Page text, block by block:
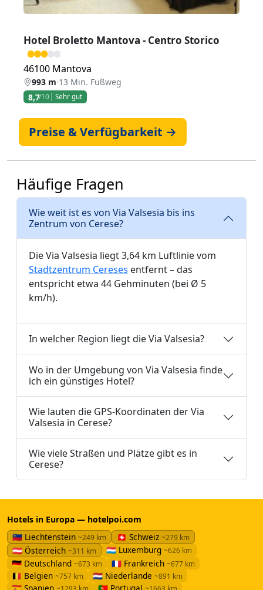
Hotel Broletto Mantova - Centro Storico
46100 Mantova
993 m·13 Min. Fußweg
8,7/10 Sehr gut
Preise & Verfügbarkeit →
Häufige Fragen
Wie weit ist es von Via Valsesia bis ins
Zentrum von Cerese?
Die Via Valsesia liegt 3,64 km Luftlinie vom
Stadtzentrum Cereses entfernt – das
entspricht etwa 44 Gehminuten (bei Ø 5
km/h).
In welcher Region liegt die Via Valsesia?
Wo in der Umgebung von Via Valsesia finde
ich ein günstiges Hotel?
Wie lauten die GPS-Koordinaten der Via
Valsesia in Cerese?
Wie viele Straßen und Plätze gibt es in
Cerese?
Hotels in Europa — hotelpoi.com
🇱🇮 Liechtenstein ~249 km 🇨🇭 Schweiz ~279 km
🇦🇹 Österreich ~311 km 🇱🇺 Luxemburg ~626 km
🇩🇪 Deutschland ~673 km 🇫🇷 Frankreich ~677 km
🇧🇪 Belgien ~757 km 🇳🇱 Niederlande ~891 km
🇪🇸 Spanien ~1293 km 🇵🇹 Portugal ~1663 km